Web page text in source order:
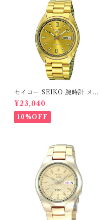
セイコー SEIKO 腕時計 メン
ズ SNXS80K1 セイコー5 SEI
KO 5 自動巻き ゴールドAuto
matic
¥23,040
10%OFF